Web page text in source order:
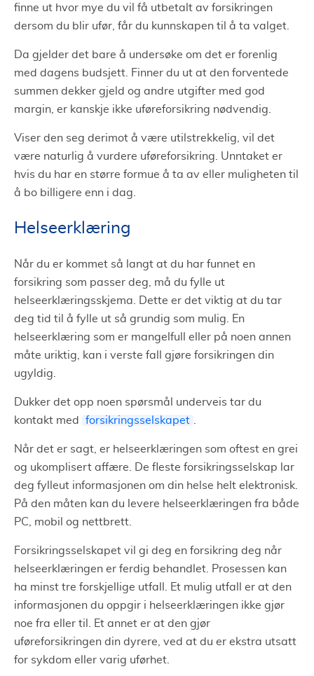
finne ut hvor mye du vil få utbetalt av forsikringen
dersom du blir ufør, får du kunnskapen til å ta valget.
Da gjelder det bare å undersøke om det er forenlig
med dagens budsjett. Finner du ut at den forventede
summen dekker gjeld og andre utgifter med god
margin, er kanskje ikke uføreforsikring nødvendig.
Viser den seg derimot å være utilstrekkelig, vil det
være naturlig å vurdere uføreforsikring. Unntaket er
hvis du har en større formue å ta av eller muligheten til
å bo billigere enn i dag.
Helseerklæring
Når du er kommet så langt at du har funnet en
forsikring som passer deg, må du fylle ut
helseerklæringsskjema. Dette er det viktig at du tar
deg tid til å fylle ut så grundig som mulig. En
helseerklæring som er mangelfull eller på noen annen
måte uriktig, kan i verste fall gjøre forsikringen din
ugyldig.
Dukker det opp noen spørsmål underveis tar du
kontakt med
forsikringsselskapet
Når det er sagt, er helseerklæringen som oftest en grei
og ukomplisert affære. De fleste forsikringsselskap lar
deg fylleut informasjonen om din helse helt elektronisk.
På den måten kan du levere helseerklæringen fra både
PC, mobil og nettbrett.
Forsikringsselskapet vil gi deg en forsikring deg når
helseerklæringen er ferdig behandlet. Prosessen kan
ha minst tre forskjellige utfall. Et mulig utfall er at den
informasjonen du oppgir i helseerklæringen ikke gjør
noe fra eller til. Et annet er at den gjør
uføreforsikringen din dyrere, ved at du er ekstra utsatt
for sykdom eller varig uførhet.